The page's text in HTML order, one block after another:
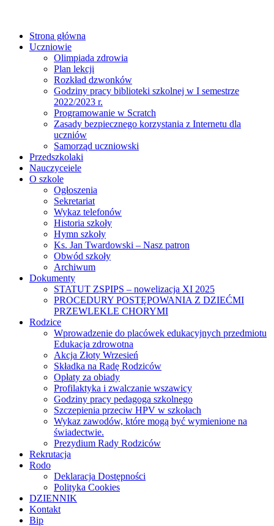
Strona główna
Uczniowie
Olimpiada zdrowia
Plan lekcji
Rozkład dzwonków
Godziny pracy biblioteki szkolnej w I semestrze
2022/2023 r.
Programowanie w Scratch
Zasady bezpiecznego korzystania z Internetu dla
uczniów
Samorząd uczniowski
Przedszkolaki
Nauczyceiele
O szkole
Ogłoszenia
Sekretariat
Wykaz telefonów
Historia szkoły
Hymn szkoły
Ks. Jan Twardowski – Nasz patron
Obwód szkoły
Archiwum
Dokumenty
STATUT ZSPIPS – nowelizacja XI 2025
PROCEDURY POSTĘPOWANIA Z DZIEĆMI
PRZEWLEKLE CHORYMI
Rodzice
Wprowadzenie do placówek edukacyjnych przedmiotu
Edukacja zdrowotna
Akcja Złoty Wrzesień
Składka na Radę Rodziców
Opłaty za obiady
Profilaktyka i zwalczanie wszawicy
Godziny pracy pedagoga szkolnego
Szczepienia przeciw HPV w szkołach
Wykaz zawodów, które mogą być wymienione na
świadectwie.
Prezydium Rady Rodziców
Rekrutacja
Rodo
Deklaracja Dostępności
Polityka Cookies
DZIENNIK
Kontakt
Bip